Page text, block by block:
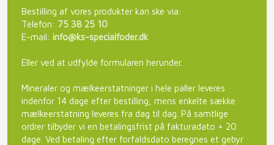
Bestilling af vores produkter kan ske via:​
Telefon: 75 38 25 10
E-mail: info@ks-specialfoder.dk
Eller ved at udfylde formularen herunder.​
Mineraler og mælkeerstatninger i hele paller leveres
indenfor 14 dage efter bestilling, mens enkelte sække
mælkeerstatning leveres fra dag til dag. På samtlige
ordrer tilbyder vi en betalingsfrist på fakturadato + 20
dage. Ved betaling efter forfaldsdato beregnes et gebyr